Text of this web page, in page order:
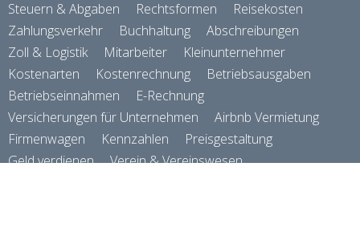
Steuern & Abgaben
Rechtsformen
Reisekosten
Zahlungsverkehr
Buchhaltung
Abschreibungen
Zoll & Logistik
Mitarbeiter
Kleinunternehmer
Kostenarten
Kostenrechnung
Betriebsausgaben
Betriebseinnahmen
E-Rechnung
Versicherungen für Unternehmen
Airbnb Vermietung
Firmenwagen
Kennzahlen
Preisgestaltung
Geld verdienen
Verein & Vereinswesen